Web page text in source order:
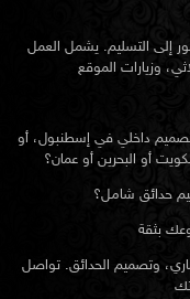
إلى التسليم. يشمل العمل
داخلي في إسطنبول، أو
أو البحرين أو عمان؟
حدائق شامل؟